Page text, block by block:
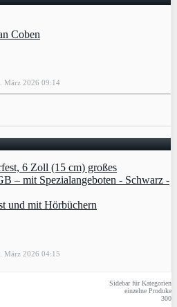
Coben
März 2026 09:14
und mit Hörbüchern
März 2026 04:15
Sidebar für Kategorien
einzelne Produke
300